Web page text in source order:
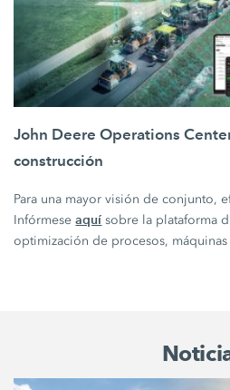
John Deere Operations
construcción
Para una mayor visión de conjunto,
Infórmeseaquí sobre la plataforma
optimización de procesos, máquinas